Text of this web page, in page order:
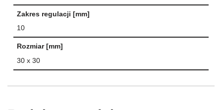
Zakres regulacji [mm]
10
Rozmiar [mm]
30 x 30